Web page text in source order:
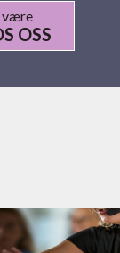
være
OSS